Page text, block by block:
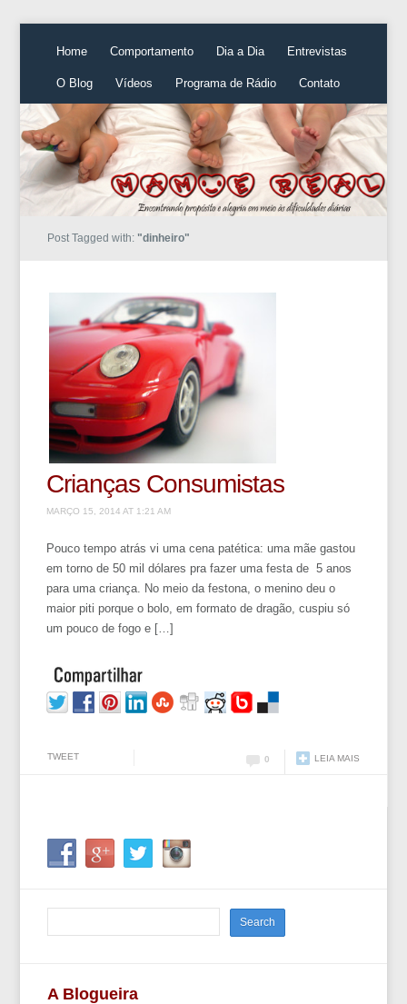
Home Comportamento Dia a Dia Entrevistas
O Blog Vídeos Programa de Rádio Contato
Post Tagged with: "dinheiro"
Crianças Consumistas
MARÇO 15, 2014 AT 1:21 AM
Pouco tempo atrás vi uma cena patética: uma mãe gastou
em torno de 50 mil dólares pra fazer uma festa de 5 anos
para uma criança. No meio da festona, o menino deu o
maior piti porque o bolo, em formato de dragão, cuspiu só
um pouco de fogo e […]
TWEET LEIA MAIS
0
A Blogueira